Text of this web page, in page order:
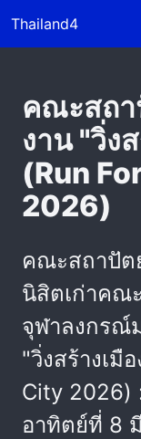
Thailand4
คณะสถา
งาน "วิ่ง
(Run
2026)
คณะสถาปัต
นิสิตเก่าคณ
จุฬาลงกรณ์
"วิ่งสร้างเมื
City 2026)
อาทิตย์ที่ 8